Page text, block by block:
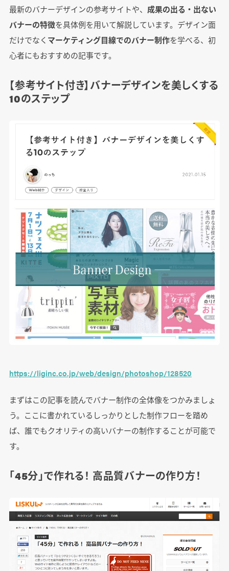
最新のバナーデザインの参考サイトや、 成果の出る・出ない
バナーの特徴を具体例を用いて解説しています。デザイン面
だけでなく マーケティング目線でのバナー制作を学べる、初
心者にもおすすめの記事です。
【参考サイト付き】バナーデザインを美しくする
10のステップ
https://liginc.co.jp/web/design/photoshop/128520
まずはこの記事を読んでバナー制作の全体像をつかみましょ
う。ここに書かれているしっかりとした制作フローを踏め
ば、誰でもクオリティの高いバナーの制作することが可能で
す。
「45分」で作れる！ 高品質バナーの作り方！